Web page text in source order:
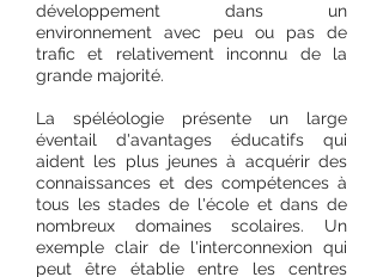
développement dans un
environnement avec peu ou pas de
trafic et relativement inconnu de la
grande majorité.
La spéléologie présente un large
éventail d'avantages éducatifs qui
aident les plus jeunes à acquérir des
connaissances et des compétences à
tous les stades de l'école et dans de
nombreux domaines scolaires. Un
exemple clair de l'interconnexion qui
peut être établie entre les centres